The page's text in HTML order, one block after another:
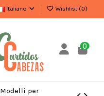
Italiano Wishlist (0)
0
Modelli per